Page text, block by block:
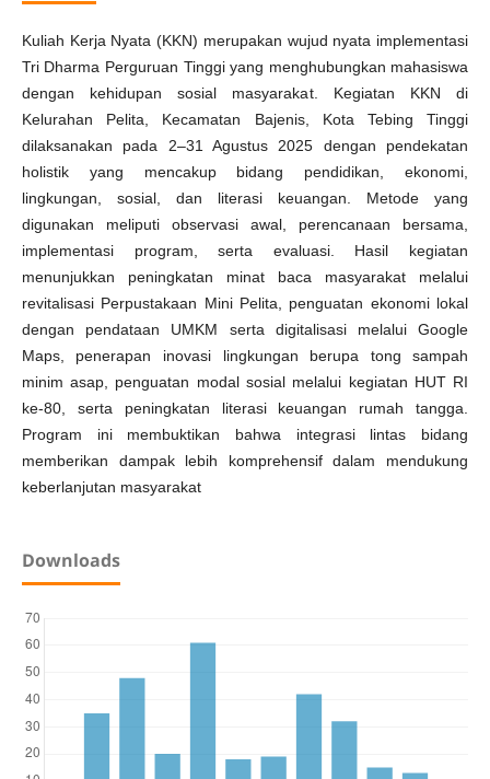
Kuliah Kerja Nyata (KKN) merupakan wujud nyata implementasi
Tri Dharma Perguruan Tinggi yang menghubungkan mahasiswa
dengan kehidupan sosial masyarakat. Kegiatan KKN di
Kelurahan Pelita, Kecamatan Bajenis, Kota Tebing Tinggi
dilaksanakan pada 2–31 Agustus 2025 dengan pendekatan
holistik yang mencakup bidang pendidikan, ekonomi,
lingkungan, sosial, dan literasi keuangan. Metode yang
digunakan meliputi observasi awal, perencanaan bersama,
implementasi program, serta evaluasi. Hasil kegiatan
menunjukkan peningkatan minat baca masyarakat melalui
revitalisasi Perpustakaan Mini Pelita, penguatan ekonomi lokal
dengan pendataan UMKM serta digitalisasi melalui Google
Maps, penerapan inovasi lingkungan berupa tong sampah
minim asap, penguatan modal sosial melalui kegiatan HUT RI
ke-80, serta peningkatan literasi keuangan rumah tangga.
Program ini membuktikan bahwa integrasi lintas bidang
memberikan dampak lebih komprehensif dalam mendukung
keberlanjutan masyarakat
Downloads